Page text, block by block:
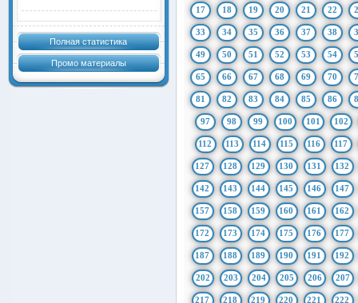
Полная статистика
Промо материалы
17 18 19 20 21 22
33 34 35 36 37 38
49 50 51 52 53 54
65 66 67 68 69 70
81 82 83 84 85 86
97 98 99 100 101 102
112 113 114 115 116 117
127 128 129 130 131 132
142 143 144 145 146 147
157 158 159 160 161 162
172 173 174 175 176 177
187 188 189 190 191 192
202 203 204 205 206 207
217 218 219 220 221 222